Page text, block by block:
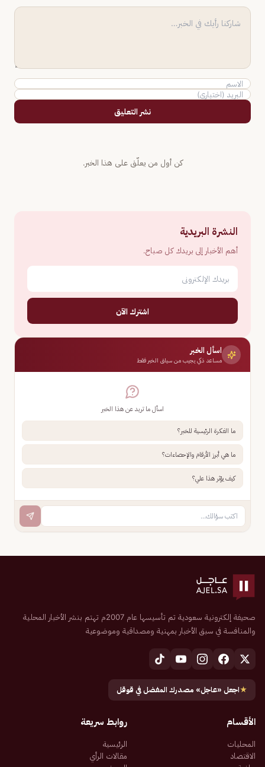
نشر التعليق
كن أول من يعلّق على هذا الخبر.
النشرة البريدية
أهم الأخبار إلى بريدك كل صباح.
اشترك الآن
اسأل الخبر
مساعد ذكي يجيب من سياق الخبر فقط
اسأل ما تريد عن هذا الخبر
ما الفكرة الرئيسية للخبر؟
ما هي أبرز الأرقام والإحصاءات؟
كيف يؤثر هذا علي؟
صحيفة إلكترونية سعودية تم تأسيسها عام 2007م تهتم بنشر الأخبار المحلية
والمنافسة في سبق الأخبار بمهنية ومصداقية وموضوعية
★اجعل «عاجل» مصدرك المفضل في قوقل
الأقسام
المحليات
الاقتصاد
روابط سريعة
الرئيسية
مقالات الرأي